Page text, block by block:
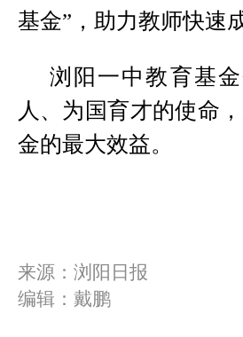
基金”，助力教师快速
浏阳一中教育基
人、为国育才的使命
金的最大效益。
来源：浏阳日报
编辑：戴鹏